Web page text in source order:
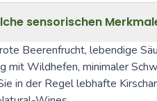
sensorischen
Beerenfrucht, lebendige
Wildhefen, minimaler
der Regel lebhafte